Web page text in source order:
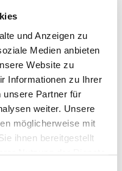
und Anzeigen zu
Medien anbieten
Website zu
Informationen zu Ihrer
unsere Partner für
weiter. Unsere
möglicherweise mit
ihnen bereitgestellt
hochwertiger Coil-
an RAL-